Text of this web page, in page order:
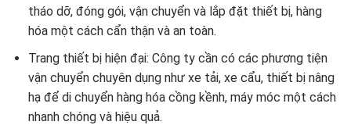
tháo dỡ, đóng gói, vận chuyển và lắp đặt thiết bị, hàng
hóa một cách cẩn thận và an toàn.
Trang thiết bị hiện đại: Công ty cần có các phương tiện
vận chuyển chuyên dụng như xe tải, xe cẩu, thiết bị nâng
hạ để di chuyển hàng hóa cồng kềnh, máy móc một cách
nhanh chóng và hiệu quả.